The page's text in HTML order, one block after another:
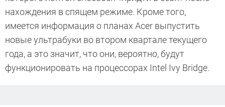
нахождения в спящем режиме. Кроме того,
имеется информация о планах Acer выпустить
новые ультрабуки во втором квартале текущего
года, а это значит, что они, вероятно, будут
функционировать на процессорах Intel Ivy Bridge.